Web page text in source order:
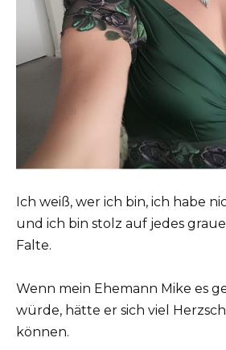
Ich weiß, wer ich bin, ich habe
und ich bin stolz auf jedes
Falte.
Wenn mein Ehemann Mike es
würde, hätte er sich viel
können.